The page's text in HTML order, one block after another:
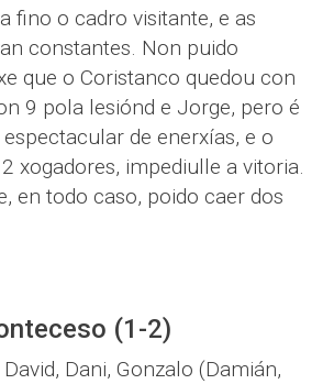
fino o cadro visitante, e as
constantes. Non puido
que o Coristanco quedou con
9 pola lesiónd e Jorge, pero é
de enerxías, e o
xogadores, impediulle a vitoria.
en todo caso, poido caer dos
(1-2)
David, Dani, Gonzalo (Damián,